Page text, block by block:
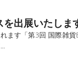
出展いたしま
ます「第3回 国際雑貨